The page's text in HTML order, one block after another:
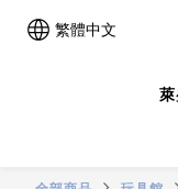
繁體中文